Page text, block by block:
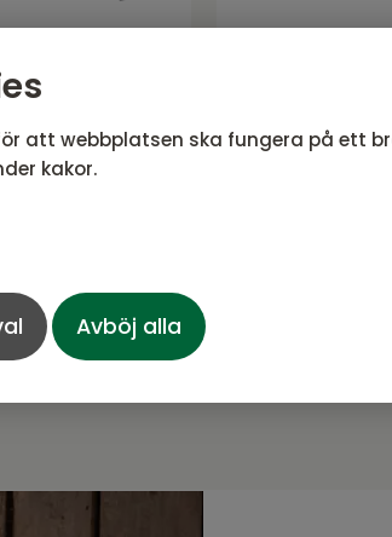
att webbplatsen ska fungera på ett
kakor.
Avböj alla
Brafab
i butik
Arket